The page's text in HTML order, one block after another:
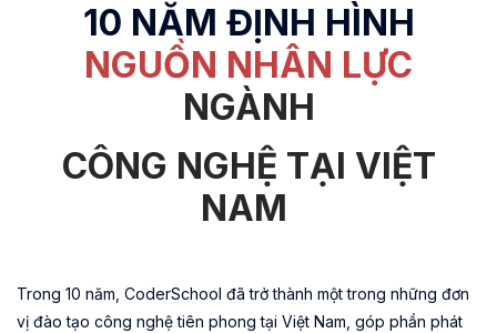
10 NĂM ĐỊNH HÌNH
NGUỒN NHÂN LỰC
NGÀNH
CÔNG NGHỆ TẠI VIỆT
NAM
Trong 10 năm, CoderSchool đã trở thành một trong những đơn
vị đào tạo công nghệ tiên phong tại Việt Nam, góp phần phát